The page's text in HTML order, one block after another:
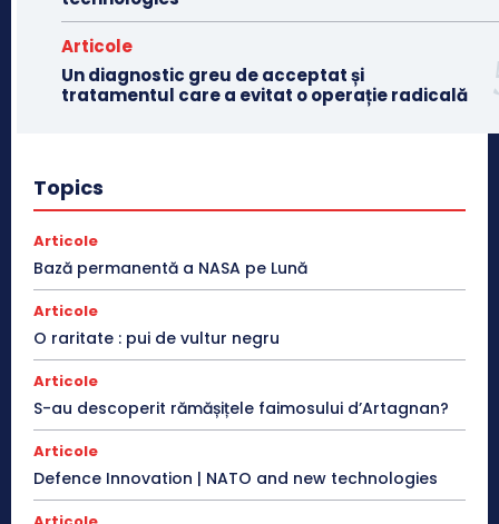
Articole
Un diagnostic greu de acceptat și
tratamentul care a evitat o operație radicală
Topics
Articole
Bază permanentă a NASA pe Lună
Articole
O raritate : pui de vultur negru
Articole
S-au descoperit rămășițele faimosului d’Artagnan?
Articole
Defence Innovation | NATO and new technologies